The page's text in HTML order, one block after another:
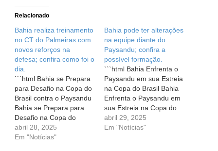
Relacionado
Bahia realiza treinamento
no CT do Palmeiras com
novos reforços na
defesa; confira como foi o
dia.
```html Bahia se Prepara
para Desafio na Copa do
Brasil contra o Paysandu
Bahia se Prepara para
Desafio na Copa do
Brasil contra o Paysandu
Quando olhamos para a
abril 28, 2025
Em "Notícias"
Bahia pode ter alterações
na equipe diante do
Paysandu; confira a
possível formação.
```html Bahia Enfrenta o
Paysandu em sua Estreia
na Copa do Brasil Bahia
Enfrenta o Paysandu em
sua Estreia na Copa do
Brasil O coração dos
torcedores tricolores bate
abril 29, 2025
Em "Notícias"